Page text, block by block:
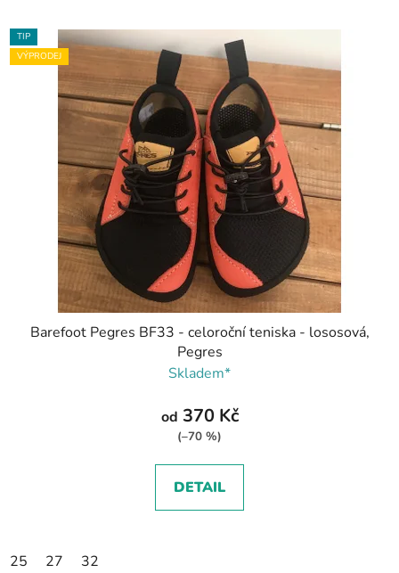
TIP
VÝPRODEJ
Barefoot Pegres BF33 - celoroční teniska - lososová,
Pegres
Skladem*
od 370 Kč
(–70 %)
DETAIL
25 27 32